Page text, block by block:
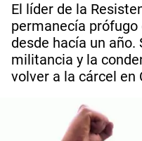
El líder de la
permanecía
desde hacía un año.
militancia y la
volver a la cárcel en